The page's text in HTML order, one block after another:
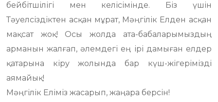
бейбітшілігі мен келісімінде. Біз үшін
Тәуелсіздіктен асқан мұрат, Мәңгілік Елден асқан
мақсат жоқ! Осы жолда ата-бабаларымыздың
арманын жалғап, әлемдегі ең ірі дамыған елдер
қатарына кіру жолында бар күш-жігерімізді
аямайық!
Мәңгілік Еліміз жасарып, жаңара берсін!